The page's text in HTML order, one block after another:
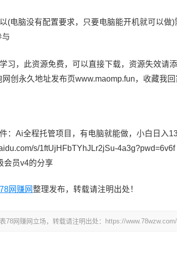
(电脑没有配置要求，只要电脑能开机就可以做
习，此资源免费，可以直接下载，资源失效请
创永久地址发布页www.maomp.fun，收藏我回
：Ai全程托管项目，有电脑就能做，小白日入
s/1ftUjHFbTYhJLr2jSu-4a3g?pwd=6v6f
会员v4的分享
78网赚网整理发布，转载请注明出处！
78网赚网立场，转载请注明出处：https://www.78wzw.com/